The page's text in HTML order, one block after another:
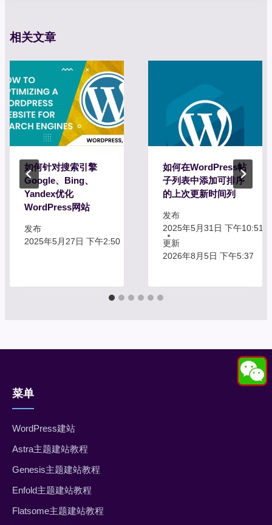
相关文章
如何针对搜索引擎
Google、Bing、
Yandex优化
WordPress网站
发布
2025年5月27日 下午2:50
如何在WordPress帖
子列表中添加可排序
的上次更新时间列
发布
2025年5月31日 下午10:51
更新
2026年8月5日 下午5:37
菜单
WordPress建站
Astra主题建站教程
Genesis主题建站教程
Enfold主题建站教程
Flatsome主题建站教程